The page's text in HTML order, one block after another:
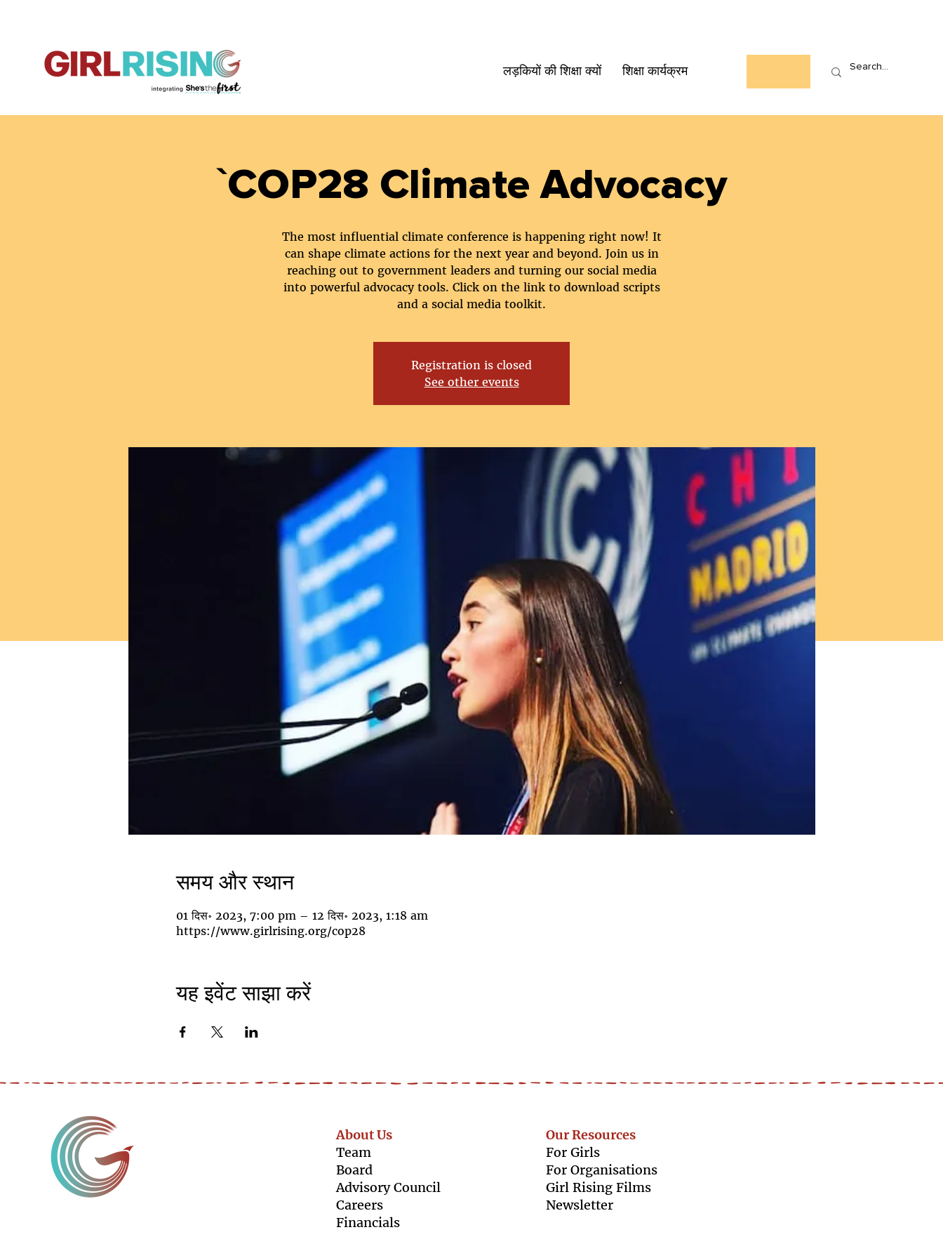
लड़कियों की शिक्षा क्यों शिक्षा कार्यक्रम
`COP28 Climate Advocacy
The most influential climate conference is happening right now! It
can shape climate actions for the next year and beyond. Join us in
reaching out to government leaders and turning our social media
into powerful advocacy tools. Click on the link to download scripts
and a social media toolkit.
Registration is closed
See other events
समय और स्थान
01 दिस॰ 2023, 7:00 pm – 12 दिस॰ 2023, 1:18 am
https://www.girlrising.org/cop28
यह इवेंट साझा करें
About Us
Team
Board
Advisory Council
Careers
Financials
Our Resources
For Girls
For Organisations
Girl Rising Films
Newsletter